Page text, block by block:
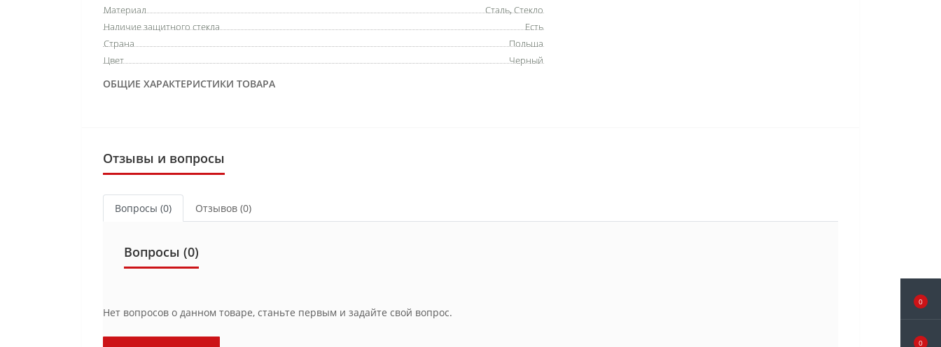
0
0
ОБЩИЕ ХАРАКТЕРИСТИКИ ТОВАРА
Материал
Сталь, Стекло
Наличие защитного стекла
Есть
Страна
Польша
Цвет
Черный
Отзывы и вопросы
Вопросы (0) Отзывов (0)
Вопросы (0)
Нет вопросов о данном товаре, станьте первым и задайте свой вопрос.